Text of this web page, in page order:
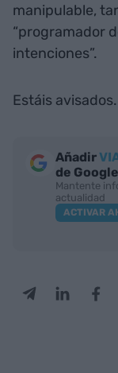
manipulable,
“programador
intenciones”.
Estáis
Añadir
de
Mantente
actualidad
ACTIVAR